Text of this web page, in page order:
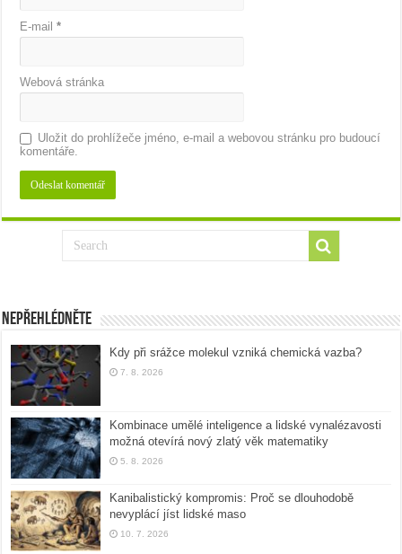
E-mail*
Webová stránka
Uložit do prohlížeče jméno, e-mail a webovou stránku pro budoucí
komentáře.
Nepřehlédněte
Kdy při srážce molekul vzniká chemická vazba?
7. 8. 2026
Kombinace umělé inteligence a lidské vynalézavosti
možná otevírá nový zlatý věk matematiky
5. 8. 2026
Kanibalistický kompromis: Proč se dlouhodobě
nevyplácí jíst lidské maso
10. 7. 2026